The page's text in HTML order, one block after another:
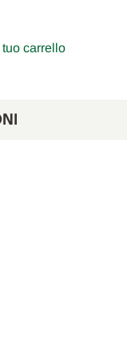
tuo carrello